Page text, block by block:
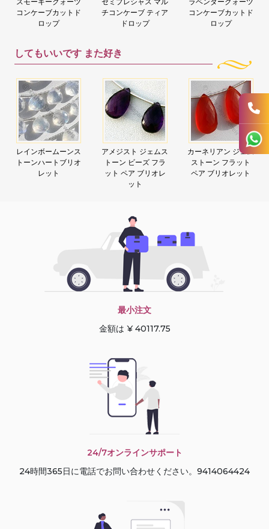
コンケーブカットド
ロップ
チコンケーブ ティア
ドロップ
コンケーブカットド
ロップ
してもいいです また好き
アメジスト ジェムス
トーン ビーズ フラ
ット ペア ブリオレ
カーネリアン ジェム
ストーン フラット
ペア ブリオレット
ラピスジェムストー
ン ハート ブリオレ
ット
最小注文
金額は ¥ 40117.75
24/7オンラインサポート
24時間365日に電話でお問い合わせください。9414064424